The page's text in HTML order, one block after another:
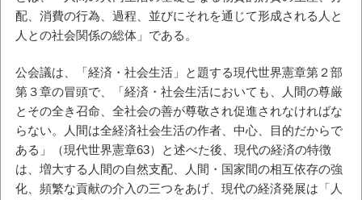
配、消費の行為、過程、並びにそれを通じて形成される人と
人との社会関係の総体」である。
公会議は、「経済・社会生活」と題する現代世界憲章第２部
第３章の冒頭で、「経済・社会生活においても、人間の尊厳
とその全き召命、全社会の善が尊敬され促進されなければな
らない。人間は全経済社会生活の作者、中心、目的だからで
ある」（現代世界憲章63）と述べた後、現代の経済の特徴
は、増大する人間の自然支配、人間・国家間の相互依存の強
化、頻繁な貢献の介入の三つをあげ、現代の経済発展は「人